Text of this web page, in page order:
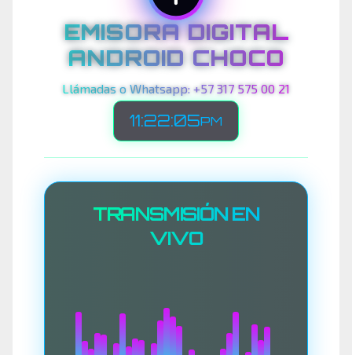
EMISORA DIGITAL
ANDROID CHOCO
Llámadas o Whatsapp: +57 317 575 00 21
11:22:07PM
TRANSMISIÓN EN
VIVO